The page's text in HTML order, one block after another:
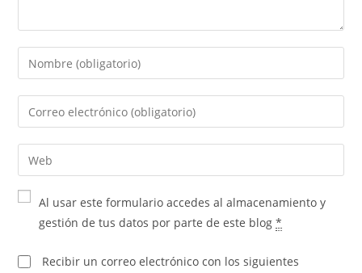
Al usar este formulario accedes al almacenamiento y
gestión de tus datos por parte de este blog*
Recibir un correo electrónico con los siguientes